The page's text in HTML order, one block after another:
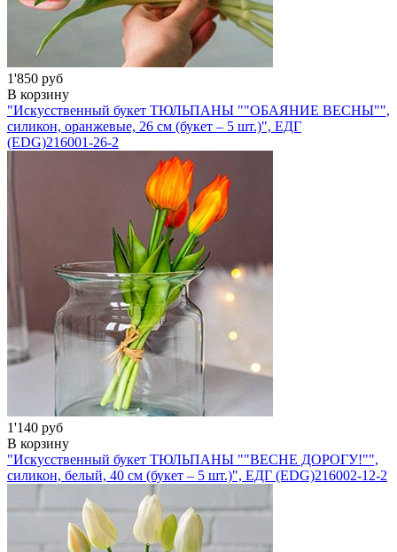
1'850 руб
В корзину
"Искусственный букет ТЮЛЬПАНЫ ""ОБАЯНИЕ ВЕСНЫ"",
силикон, оранжевые, 26 см (букет – 5 шт.)", ЕДГ
(EDG)216001-26-2
1'140 руб
В корзину
"Искусственный букет ТЮЛЬПАНЫ ""ВЕСНЕ ДОРОГУ!"",
силикон, белый, 40 см (букет – 5 шт.)", ЕДГ (EDG)216002-12-2